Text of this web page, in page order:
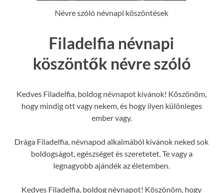
Névre szóló névnapi köszöntések
Filadelfia névnapi
köszöntők névre szóló
Kedves Filadelfia, boldog névnapot kívánok! Köszönöm,
hogy mindig ott vagy nekem, és hogy ilyen különleges
ember vagy.
Drága Filadelfia, névnapod alkalmából kívánok neked sok
boldogságot, egészséget és szeretetet. Te vagy a
legnagyobb ajándék az életemben.
Kedves Filadelfia, boldog névnapot! Köszönöm, hogy